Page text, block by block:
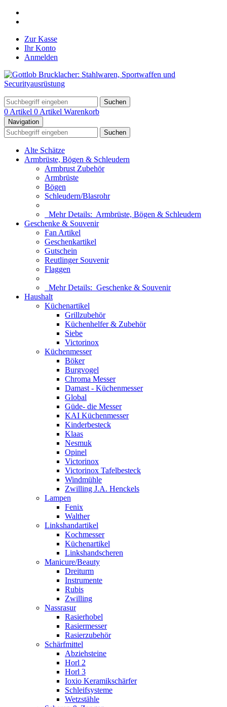
Zur Kasse
Ihr Konto
Anmelden
Suchen
0 Artikel 0 Artikel Warenkorb
Navigation
Suchen
Alte Schätze
Armbrüste, Bögen & Schleudern
Armbrust Zubehör
Armbrüste
Bögen
Schleudern/Blasrohr
Mehr Details: Armbrüste, Bögen & Schleudern
Geschenke & Souvenir
Fan Artikel
Geschenkartikel
Gutschein
Reutlinger Souvenir
Flaggen
Mehr Details: Geschenke & Souvenir
Haushalt
Küchenartikel
Grillzubehör
Küchenhelfer & Zubehör
Siebe
Victorinox
Küchenmesser
Böker
Burgvogel
Chroma Messer
Damast - Küchenmesser
Global
Güde- die Messer
KAI Küchenmesser
Kinderbesteck
Klaas
Nesmuk
Opinel
Victorinox
Victorinox Tafelbesteck
Windmühle
Zwilling J.A. Henckels
Lampen
Fenix
Walther
Linkshandartikel
Kochmesser
Küchenartikel
Linkshandscheren
Manicure/Beauty
Dreiturm
Instrumente
Rubis
Zwilling
Nassrasur
Rasierhobel
Rasiermesser
Rasierzubehör
Schärfmittel
Abziehsteine
Horl 2
Horl 3
Ioxio Keramikschärfer
Schleifsysteme
Wetzstähle